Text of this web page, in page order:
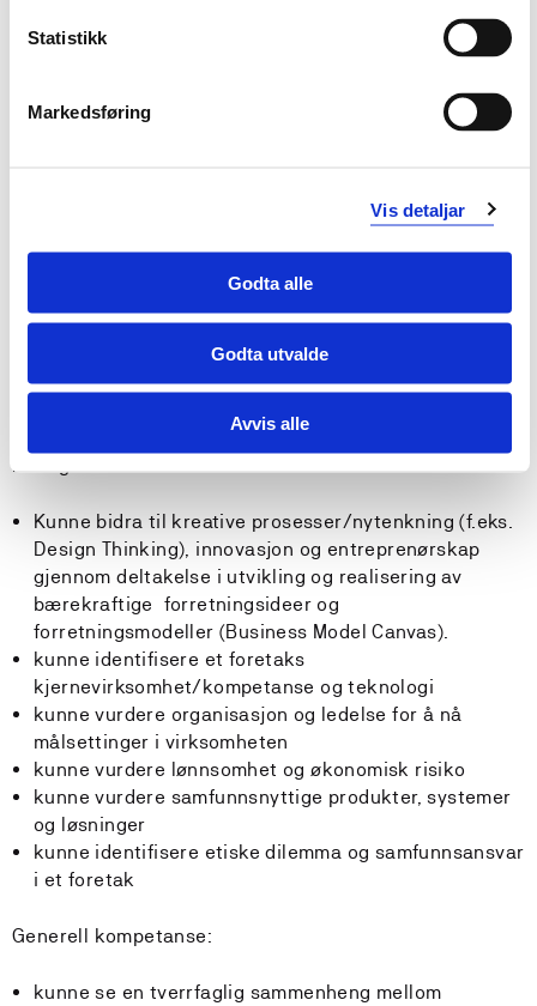
Statistikk
Markedsføring
Vis detaljar
Godta alle
Godta utvalde
Avvis alle
Studentene vil etter å ha gjennomført og bestått dette
ha grunnleggende kunnskaper om virksomheters
etiske forhold.
ha grunnleggende kunnskaper i bedriftsøkonomi
ha kunnskap om innovasjonsprosesser og
Ferdigheter:
Kunne bidra til kreative prosesser/nytenkning (f.eks.
Design Thinking), innovasjon og entreprenørskap
gjennom deltakelse i utvikling og realisering av
bærekraftige forretningsideer og
forretningsmodeller (Business Model Canvas).
kunne identifisere et foretaks
kjernevirksomhet/kompetanse og teknologi
kunne vurdere organisasjon og ledelse for å nå
målsettinger i virksomheten
kunne vurdere lønnsomhet og økonomisk risiko
kunne vurdere samfunnsnyttige produkter, systemer
og løsninger
kunne identifisere etiske dilemma og samfunnsansvar
i et foretak
Generell kompetanse:
kunne se en tverrfaglig sammenheng mellom